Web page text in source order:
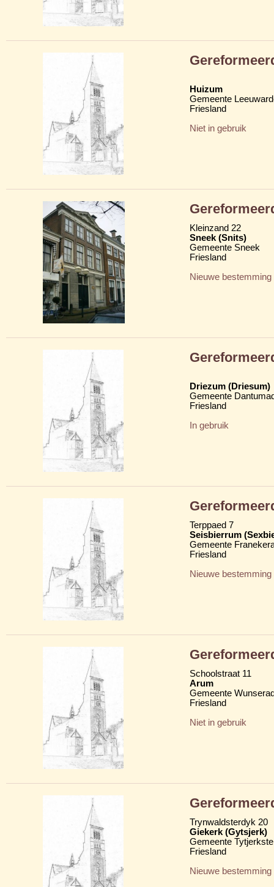
Huizum
Gemeente
Friesland
Niet in gebruik
Kleinzand 22
Sneek (Snits)
Gemeente Sneek
Friesland
Nieuwe bestemming
Driezum (Driesum)
Gemeente
Friesland
In gebruik
Terppaed 7
Seisbierrum
Gemeente
Friesland
Nieuwe bestemming
Schoolstraat 11
Arum
Gemeente
Friesland
Niet in gebruik
Trynwaldsterdyk 20
Giekerk (Gytsjerk)
Gemeente
Friesland
Nieuwe bestemming